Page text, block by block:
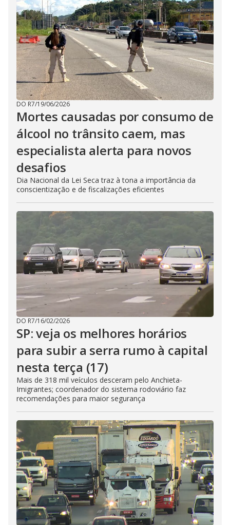
DO R7/19/06/2026
Mortes causadas por consumo de
álcool no trânsito caem, mas
especialista alerta para novos
desafios
Dia Nacional da Lei Seca traz à tona a importância da
conscientização e de fiscalizações eficientes
DO R7/16/02/2026
SP: veja os melhores horários
para subir a serra rumo à capital
nesta terça (17)
Mais de 318 mil veículos desceram pelo Anchieta-
Imigrantes; coordenador do sistema rodoviário faz
recomendações para maior segurança